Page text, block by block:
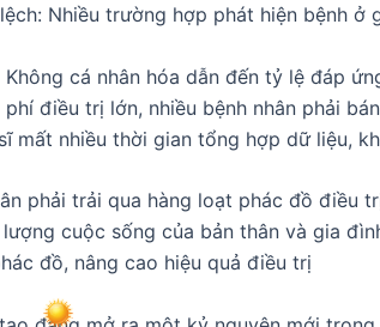
Nhiều trường hợp phát hiện bệnh
cá nhân hóa dẫn đến tỷ lệ đáp
điều trị lớn, nhiều bệnh nhân phải
mất nhiều thời gian tổng hợp dữ liệu,
phải trải qua hàng loạt phác đồ điều
cuộc sống của bản thân và gia
đồ, nâng cao hiệu quả điều trị